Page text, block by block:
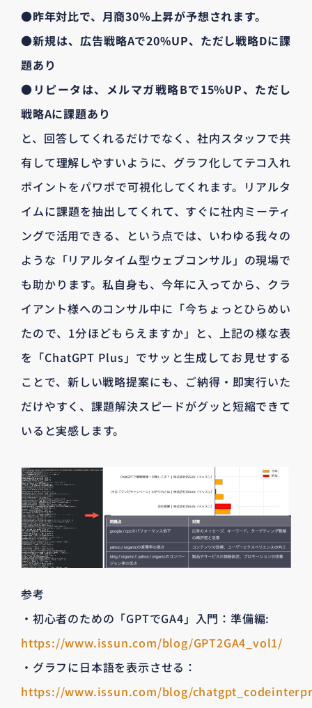
●昨年対比で、月商30％上昇が予想されます。
●新規は、広告戦略Aで20%UP、ただし戦略Dに課
題あり
●リピータは、メルマガ戦略Bで15%UP、ただし
戦略Aに課題あり
と、回答してくれるだけでなく、社内スタッフで共
有して理解しやすいように、グラフ化してテコ入れ
ポイントをパワポで可視化してくれます。リアルタ
イムに課題を抽出してくれて、すぐに社内ミーティ
ングで活用できる、という点では、いわゆる我々の
ような「リアルタイム型ウェブコンサル」の現場で
も助かります。私自身も、今年に入ってから、クラ
イアント様へのコンサル中に「今ちょっとひらめい
たので、1分ほどもらえますか」と、上記の様な表
を「ChatGPT Plus」でサッと生成してお見せする
ことで、新しい戦略提案にも、ご納得・即実行いた
だけやすく、課題解決スピードがグッと短縮できて
いると実感します。
参考
・初心者のための「GPTでGA4」入門：準備編:
https://www.issun.com/blog/GPT2GA4_vol1/
・グラフに日本語を表示させる：
https://www.issun.com/blog/